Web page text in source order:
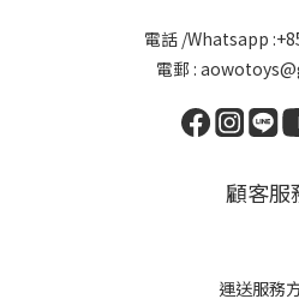
電話 /Whatsapp
電郵 :
顧客服
運送服務